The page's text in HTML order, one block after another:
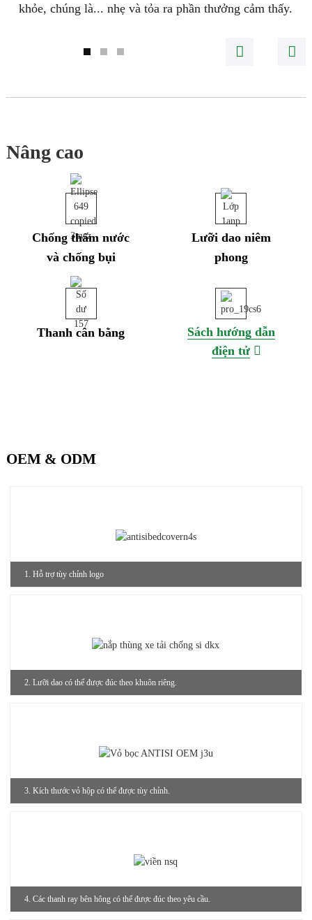
khỏe, chúng là...nhẹ và tỏa raphần thưởng cảm thấy.
Nâng cao
Chống thấm nước
và chống bụi
Lưỡi dao niêm
phong
Thanh cân bằng
Sách hướng dẫn
điện tử
OEM & ODM
1. Hỗ trợ tùy chỉnh logo
2. Lưỡi dao có thể được đúc theo khuôn riêng.
3. Kích thước vỏ hộp có thể được tùy chỉnh.
4. Các thanh ray bên hông có thể được đúc theo yêu cầu.